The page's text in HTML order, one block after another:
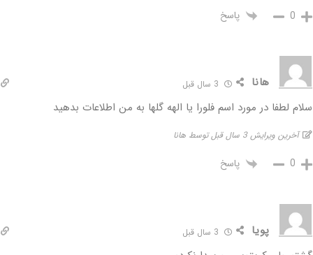
0 پاسخ
هانا
سلام لطفا در مورد اسم فلورا یا الهه گلها به من اطلاعات بدهید
آخرین ویرایش 3 سال قبل توسط هانا
0 پاسخ
پویا